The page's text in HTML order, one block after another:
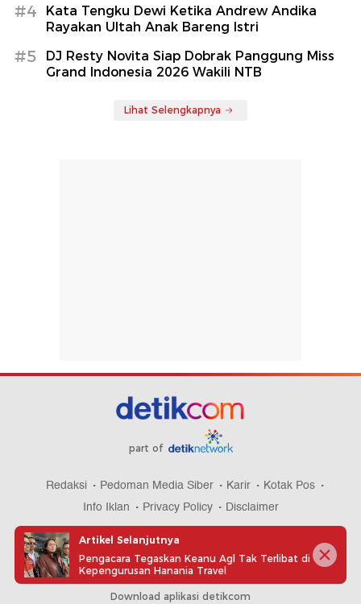
#4
Kata Tengku Dewi Ketika Andrew Andika
Rayakan Ultah Anak Bareng Istri
#5
DJ Resty Novita Siap Dobrak Panggung Miss
Grand Indonesia 2026 Wakili NTB
Lihat Selengkapnya
part of
Redaksi Pedoman Media Siber Karir
Kotak Pos
Info Iklan
Privacy Policy Disclaimer
Download aplikasi detikcom
Artikel Selanjutnya
Pengacara Tegaskan Keanu Agl Tak Terlibat di
Kepengurusan Hanania Travel